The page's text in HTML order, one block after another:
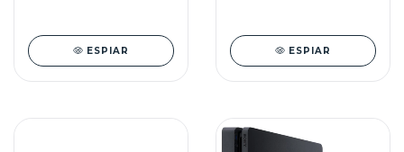
PRO
ESPIAR ESPIAR